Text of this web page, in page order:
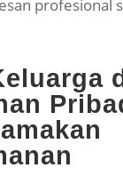
profesional